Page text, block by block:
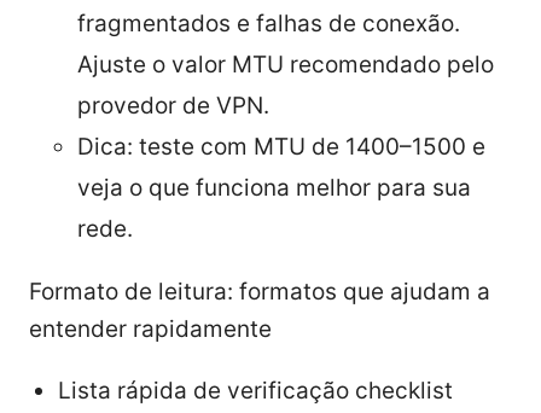
fragmentados e falhas de conexão.
Ajuste o valor MTU recomendado pelo
provedor de VPN.
Dica: teste com MTU de 1400–1500 e
veja o que funciona melhor para sua
rede.
Formato de leitura: formatos que ajudam a
entender rapidamente
Lista rápida de verificação checklist